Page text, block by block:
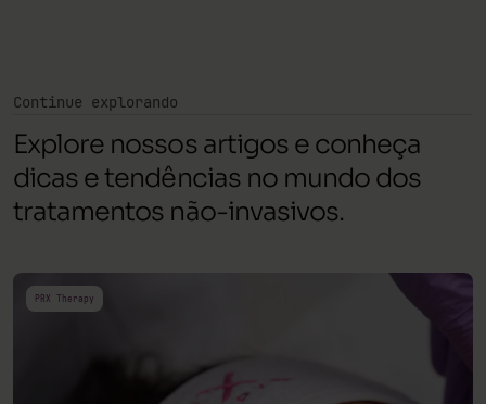
Continue explorando
Explore nossos artigos e conheça
dicas e tendências no mundo dos
tratamentos não-invasivos.
PRX Therapy